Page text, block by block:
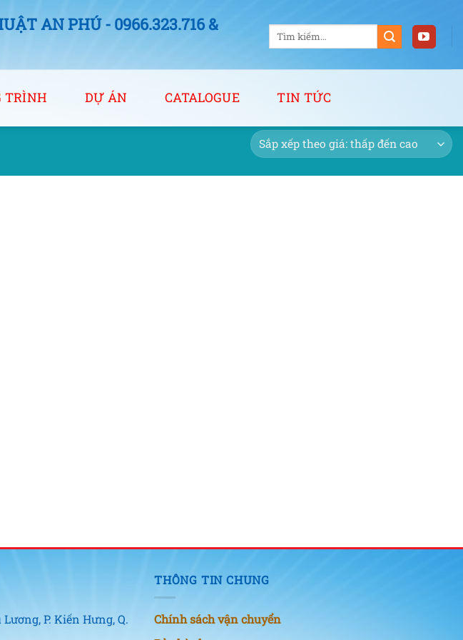
AN PHÚ - 0966.323.716 &
Tìm
kiếm:
TRÌNH DỰ ÁN CATALOGUE TIN TỨC
P. Kiến Hưng, Q.
THÔNG TIN CHUNG
Chính sách vận chuyển